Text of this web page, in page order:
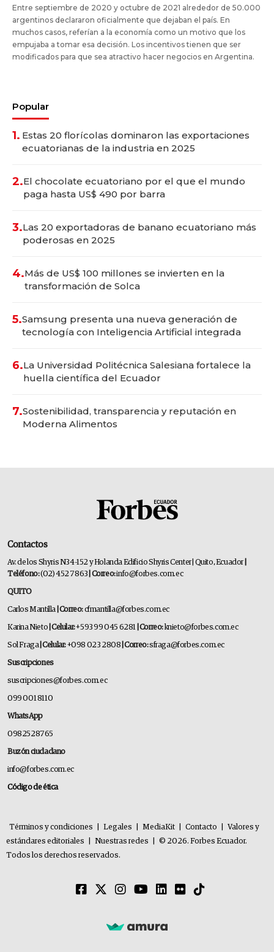
Entre septiembre de 2020 y octubre de 2021 alrededor de 50.000
argentinos declararon oficialmente que dejaban el país. En
muchos casos, referían a la economía como un motivo que los
empujaba a tomar esa decisión. Los incentivos tienen que ser
modificados para que sea atractivo hacer negocios en Argentina.
Popular
1. Estas 20 florícolas dominaron las exportaciones
ecuatorianas de la industria en 2025
2.El chocolate ecuatoriano por el que el mundo
paga hasta US$ 490 por barra
3.Las 20 exportadoras de banano ecuatoriano más
poderosas en 2025
4.Más de US$ 100 millones se invierten en la
transformación de Solca
5.Samsung presenta una nueva generación de
tecnología con Inteligencia Artificial integrada
6.La Universidad Politécnica Salesiana fortalece la
huella científica del Ecuador
7.Sostenibilidad, transparencia y reputación en
Moderna Alimentos
Contactos
Av. de los Shyris N34-152 y Holanda Edificio Shyris Center | Quito, Ecuador
Teléfono:(02) 452 7863 | Correo:info@forbes.com.ec
QUITO
Carlos Mantilla | Correo:cfmantilla@forbes.com.ec
Karina Nieto | Celular:+593 99 045 6281 | Correo:knieto@forbes.com.ec
Sol Fraga| Celular:+098 023 2808 | Correo:sfraga@forbes.com.ec
Suscripciones
suscripciones@forbes.com.ec
099 001 8110
WhatsApp
0982528765
Buzón ciudadano
info@forbes.com.ec
Código de ética
Términos y condiciones Legales MediaKit Contacto
Valores y
estándares editoriales
Nuestras redes
© 2026. Forbes Ecuador.
Todos los derechos reservados.